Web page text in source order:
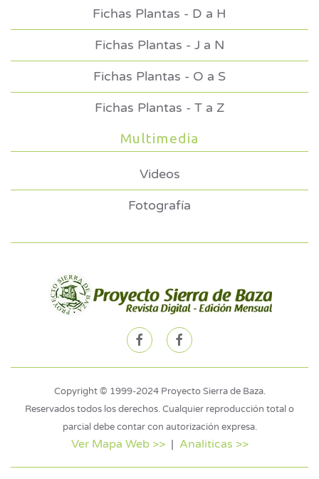
Fichas Plantas - D a H
Fichas Plantas - J a N
Fichas Plantas - O a S
Fichas Plantas - T a Z
Multimedia
Videos
Fotografía
Copyright © 1999-2024 Proyecto Sierra de Baza.
Reservados todos los derechos. Cualquier reproducción total o
parcial debe contar con autorización expresa.
Ver Mapa Web >>| Analiticas >>